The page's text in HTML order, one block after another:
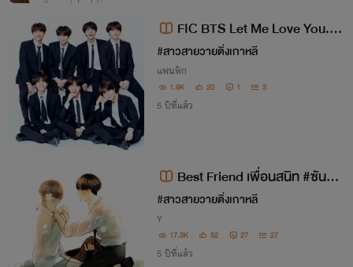
FIC BTS Let Me Love You.
(NamJin YoonMin KookV AllHo
pe) (อิงวง)
#สาวสายวายติ่งเกาหลี
แฟนฟิก
1.9K 20 1 3
5 ปีที่แล้ว
Best Friend เพื่อนสนิท #ซันมีน
#เก่งไอดิน #นิวกันต์
#สาวสายวายติ่งเกาหลี
Y
17.3K 52 27 27
5 ปีที่แล้ว